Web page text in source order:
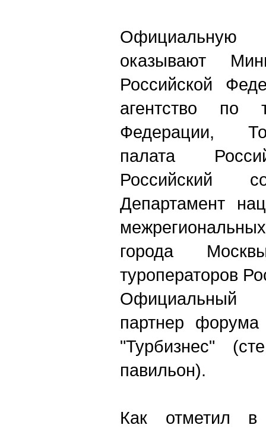
Официальную
оказывают
Российской
агентство по
Федерации,
палата
Российский
Департамент
города
туроператоров
Официальный
партнер
"Турбизнес"
павильон).
Как отметил в